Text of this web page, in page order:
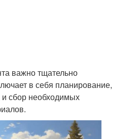
важно тщательно
в себя планирование,
сбор необходимых